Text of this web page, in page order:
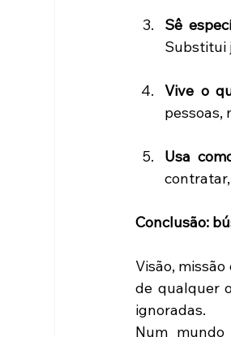
Sê
Substitui
Vive o
pessoas,
Usa
Conclusão:
Visão, missão
de qualquer
ignoradas.
Num